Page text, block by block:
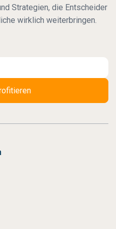
Strategien, die Entscheider
wirklich weiterbringen.